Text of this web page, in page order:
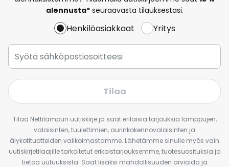
alennusta*seuraavasta tilauksestasi.
Henkilöasiakkaat Yritys
Tilaa
Tilaa Nettilampun uutiskirje ja saat erilaisia tarjouksia lamppujen,
valaisinten, tuulettimien, aurinkokennovalaisinten ja
älykotituotteiden valikoimastamme. Lähetämme sinulle myös vain
uutiskirjetilaajille tarkoitetut erikoistarjouksemme, tuotesuosituksia ja
tietoa uutuuksista. Saat lisäksi mahdollisuuden arvioida ja